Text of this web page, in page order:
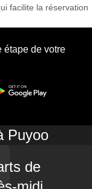
facilite la réservation
étape de votre
Puyoo
de